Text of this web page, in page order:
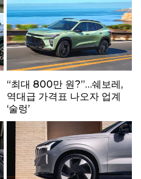
“최대 800만 원?”…쉐보레,
역대급 가격표 나오자 업계
‘술렁’